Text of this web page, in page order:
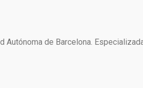
de Barcelona.